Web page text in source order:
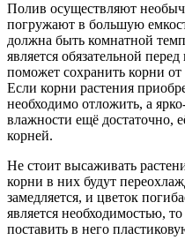
Полив осуществляют
погружают в большую
должна быть комнатной
является обязательной
поможет сохранить корни
Если корни растения
необходимо отложить, а
влажности ещё достаточно,
корней.
Не стоит высаживать
корни в них будут
замедляется, и цветок
является необходимостью,
поставить в него